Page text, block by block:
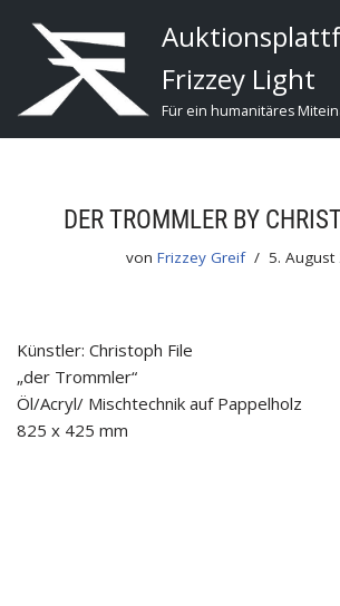
Zum
Inhalt
Frizzey Light
Für ein humanitäres
DER TROMMLER BY
von Frizzey Greif 5. August
Künstler: Christoph File
„der Trommler“
Öl/Acryl/ Mischtechnik auf Pappelholz
825 x 425 mm